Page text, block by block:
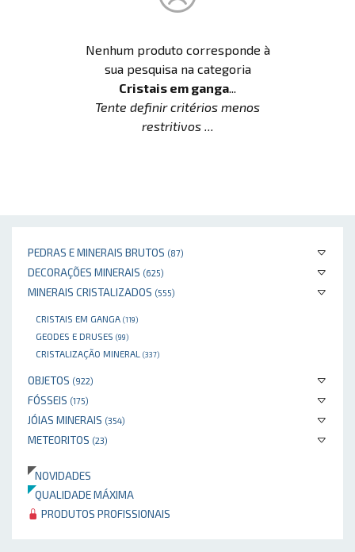
PEDRAS E MINERAIS BRUTOS (87)
DECORAÇÕES MINERAIS (625)
MINERAIS CRISTALIZADOS (555)
CRISTAIS EM GANGA (119)
GEODES E DRUSES (99)
CRISTALIZAÇÃO MINERAL (337)
OBJETOS (922)
FÓSSEIS (175)
JÓIAS MINERAIS (354)
METEORITOS (23)
NOVIDADES
QUALIDADE MÁXIMA
PRODUTOS PROFISSIONAIS
Nenhum produto corresponde à
sua pesquisa na categoria
Cristais em ganga...
Tente definir critérios menos
restritivos ...